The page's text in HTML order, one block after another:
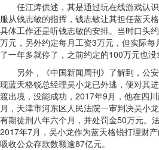
任江涛供述，其是通过玩在线游戏认识
服从钱志敏的指挥，钱志敏让其担任蓝天
具体工作还是听钱志敏的安排。当时口头
万元，另外约定每月工资3万元，但实际
了一年多就停了，之前约定的100万元也没
另外，《中国新闻周刊》了解到，公安
现蓝天格锐总经理吴小龙已外逃，便对其
渡出境，没能成功，2017年9月，他在四
月，天津市河东区人民法院一审判决吴小
有期徒刑八年六个月，并处罚金50万元。
2017年7月，吴小龙作为蓝天格锐打理财
吸收公众存款数额逾87亿元。